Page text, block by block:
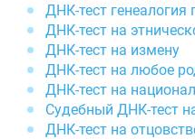
ДНК-тест генеалогия
ДНК-тест на
ДНК-тест на измену
ДНК-тест на любое
ДНК-тест на
Судебный ДНК-тест
ДНК-тест на